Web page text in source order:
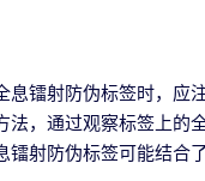
息镭射防伪标签时，应
法，通过观察标签上的
镭射防伪标签可能结